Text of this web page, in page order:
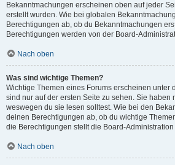
Bekanntmachungen erscheinen oben auf jeder
erstellt wurden. Wie bei globalen
Berechtigungen ab, ob du Bekanntmachungen
Berechtigungen werden von der Board-
Nach oben
Was sind wichtige Themen?
Wichtige Themen eines Forums erscheinen unter
sind nur auf der ersten Seite zu sehen. Sie haben
weswegen du sie lesen solltest. Wie bei den
deinen Berechtigungen ab, ob du wichtige
die Berechtigungen stellt die Board-
Nach oben